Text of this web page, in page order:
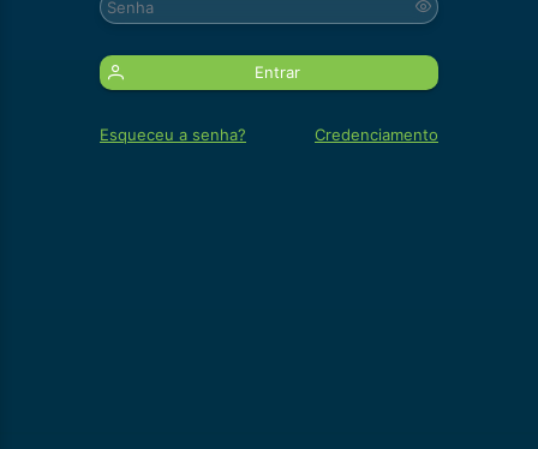
Entrar
Esqueceu a senha? Credenciamento